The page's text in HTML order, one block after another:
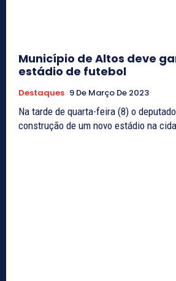
Município de Altos deve
estádio de futebol
Destaques 9 De Março De 2023
Na tarde de quarta-feira (8) o
construção de um novo estádio na